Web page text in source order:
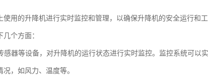
用的升降机进行实时监控和管理，以确保升降机的安全运行和工
个方面：
感器等设备，对升降机的运行状态进行实时监控。监控系统可以
，如风力、温度等。